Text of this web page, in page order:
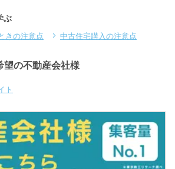
ぶ
きの注意点 中古住宅購入の注意点
望の不動産会社様
ト